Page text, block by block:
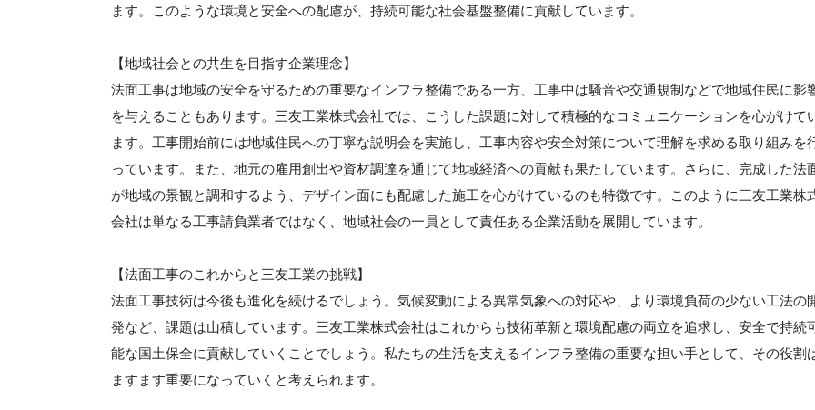
ます。このような環境と安全への配慮が、持続可能な社会基盤整備に貢献しています。
【地域社会との共生を目指す企業理念】
法面工事は地域の安全を守るための重要なインフラ整備である一方、工事中は騒音や交通規制などで地域住民に影
を与えることもあります。三友工業株式会社では、こうした課題に対して積極的なコミュニケーションを心がけて
ます。工事開始前には地域住民への丁寧な説明会を実施し、工事内容や安全対策について理解を求める取り組みを
っています。また、地元の雇用創出や資材調達を通じて地域経済への貢献も果たしています。さらに、完成した法
が地域の景観と調和するよう、デザイン面にも配慮した施工を心がけているのも特徴です。このように三友工業株
会社は単なる工事請負業者ではなく、地域社会の一員として責任ある企業活動を展開しています。
【法面工事のこれからと三友工業の挑戦】
法面工事技術は今後も進化を続けるでしょう。気候変動による異常気象への対応や、より環境負荷の少ない工法の
発など、課題は山積しています。三友工業株式会社はこれからも技術革新と環境配慮の両立を追求し、安全で持続
能な国土保全に貢献していくことでしょう。私たちの生活を支えるインフラ整備の重要な担い手として、その役割
ますます重要になっていくと考えられます。